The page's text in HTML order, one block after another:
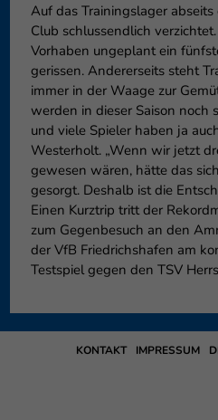
Auf das Trainingslager
Club schlussendlich
Vorhaben ungeplant ein
gerissen. Andererseits steht
immer in der Waage zur
werden in dieser Saison noch
und viele Spieler haben ja
Westerholt. „Wenn wir jetzt
gewesen wären, hätte das
gesorgt. Deshalb ist die
Einen Kurztrip tritt der
zum Gegenbesuch an den
der VfB Friedrichshafen am
Testspiel gegen den TSV
IMPRESSUM
KONTAKT